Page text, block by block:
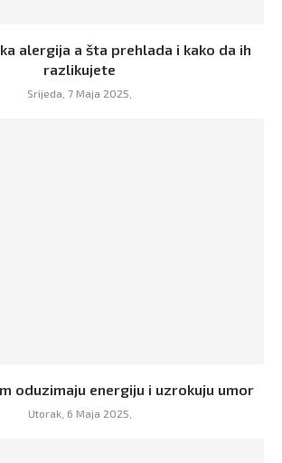
alergija a šta prehlada i kako da ih
razlikujete
Srijeda, 7 Maja 2025,
oduzimaju energiju i uzrokuju umor
Utorak, 6 Maja 2025,